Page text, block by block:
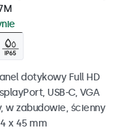
dotykowy Full HD
USB-C, VGA
w zabudowie, ścienny
x 45 mm